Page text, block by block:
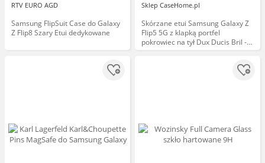
RTV EURO AGD
Samsung FlipSuit Case do Galaxy
Z Flip8 Szary Etui dedykowane
Sklep CaseHome.pl
Skórzane etui Samsung Galaxy Z
Flip5 5G z klapką portfel
pokrowiec na tył Dux Ducis Bril -
fioletowe